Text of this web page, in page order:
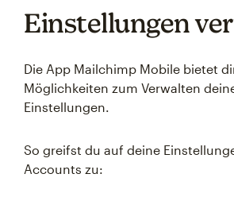
Einstellungen
Die App Mailchimp Mobile bietet
Möglichkeiten zum Verwalten
Einstellungen.
So greifst du auf deine
Accounts zu: